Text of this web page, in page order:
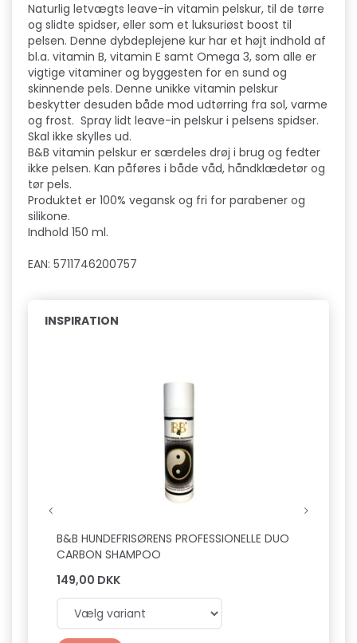
Naturlig letvægts leave-in vitamin pelskur, til de tørre
og slidte spidser, eller som et luksuriøst boost til
pelsen. Denne dybdeplejene kur har et højt indhold af
bl.a. vitamin B, vitamin E samt Omega 3, som alle er
vigtige vitaminer og byggesten for en sund og
skinnende pels. Denne unikke vitamin pelskur
beskytter desuden både mod udtørring fra sol, varme
og frost. Spray lidt leave-in pelskur i pelsens spidser.
Skal ikke skylles ud.
B&B vitamin pelskur er særdeles drøj i brug og fedter
ikke pelsen. Kan påføres i både våd, håndklædetør og
tør pels.
Produktet er 100% vegansk og fri for parabener og
silikone.
Indhold 150 ml.
EAN: 5711746200757
INSPIRATION
B&B HUNDEFRISØRENS PROFESSIONELLE DUO
CARBON SHAMPOO
149,00 DKK